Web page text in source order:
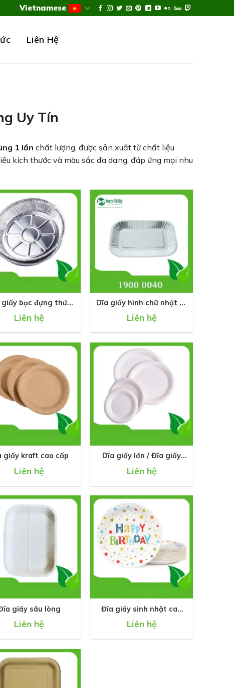
Vietnamese
Liên Hệ
Uy Tín
1 lần chất lượng, được sản xuất từ chất liệu
kích thước và màu sắc đa dạng, đáp ứng mọi nhu
bạc đựng thức
ăn nóng
Liên hệ
Dĩa giấy hình chữ nhật tự
hủy hoàn toàn
Liên hệ
giấy kraft cao cấp
Liên hệ
Dĩa giấy lớn / Đĩa giấy
Liên hệ
giấy sâu lòng
Liên hệ
Đĩa giấy sinh nhật cao
cấp in hình
Liên hệ